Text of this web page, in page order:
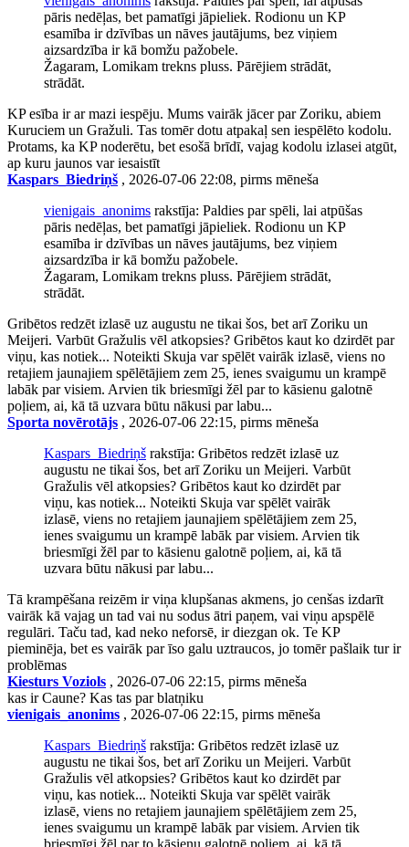
pāris nedēļas, bet pamatīgi jāpieliek. Rodionu un KP
esamība ir dzīvības un nāves jautājums, bez viņiem
aizsardzība ir kā bomžu pažobele.
Žagaram, Lomikam trekns pluss. Pārējiem strādāt,
strādāt.
KP esība ir ar mazi iespēju. Mums vairāk jācer par Zoriku, abiem
Kuruciem un Gražuli. Tas tomēr dotu atpakaļ sen iespēlēto kodolu.
Protams, ka KP noderētu, bet esošā brīdī, vajag kodolu izlasei atgūt,
ap kuru jaunos var iesaistīt
Kaspars_Biedriņš , 2026-07-06 22:08, pirms mēneša
vienigais_anonims rakstīja: Paldies par spēli, lai atpūšas
pāris nedēļas, bet pamatīgi jāpieliek. Rodionu un KP
esamība ir dzīvības un nāves jautājums, bez viņiem
aizsardzība ir kā bomžu pažobele.
Žagaram, Lomikam trekns pluss. Pārējiem strādāt,
strādāt.
Gribētos redzēt izlasē uz augustu ne tikai šos, bet arī Zoriku un
Meijeri. Varbūt Gražulis vēl atkopsies? Gribētos kaut ko dzirdēt par
viņu, kas notiek... Noteikti Skuja var spēlēt vairāk izlasē, viens no
retajiem jaunajiem spēlētājiem zem 25, ienes svaigumu un krampē
labāk par visiem. Arvien tik briesmīgi žēl par to kāsienu galotnē
poļiem, ai, kā tā uzvara būtu nākusi par labu...
Sporta novērotājs , 2026-07-06 22:15, pirms mēneša
Kaspars_Biedriņš rakstīja: Gribētos redzēt izlasē uz
augustu ne tikai šos, bet arī Zoriku un Meijeri. Varbūt
Gražulis vēl atkopsies? Gribētos kaut ko dzirdēt par
viņu, kas notiek... Noteikti Skuja var spēlēt vairāk
izlasē, viens no retajiem jaunajiem spēlētājiem zem 25,
ienes svaigumu un krampē labāk par visiem. Arvien tik
briesmīgi žēl par to kāsienu galotnē poļiem, ai, kā tā
uzvara būtu nākusi par labu...
Tā krampēšana reizēm ir viņa klupšanas akmens, jo cenšas izdarīt
vairāk kā vajag un tad vai nu sodus ātri paņem, vai viņu apspēlē
regulāri. Taču tad, kad neko neforsē, ir diezgan ok. Te KP
pieminēja, bet es vairāk par īso galu uztraucos, jo tomēr pašlaik tur ir
problēmas
Kiesturs Voziols , 2026-07-06 22:15, pirms mēneša
kas ir Caune? Kas tas par blatņiku
vienigais_anonims , 2026-07-06 22:15, pirms mēneša
Kaspars_Biedriņš rakstīja: Gribētos redzēt izlasē uz
augustu ne tikai šos, bet arī Zoriku un Meijeri. Varbūt
Gražulis vēl atkopsies? Gribētos kaut ko dzirdēt par
viņu, kas notiek... Noteikti Skuja var spēlēt vairāk
izlasē, viens no retajiem jaunajiem spēlētājiem zem 25,
ienes svaigumu un krampē labāk par visiem. Arvien tik